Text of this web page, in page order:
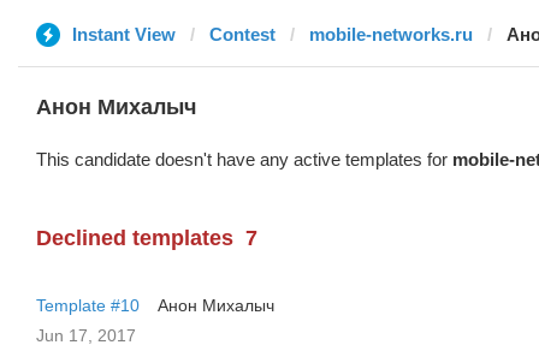
Instant View Contest mobile-networks.ru
Анон Михалыч
This candidate doesn't have any active templates for mobile-
Declined templates 7
Template #10
Анон Михалыч
Jun 17, 2017